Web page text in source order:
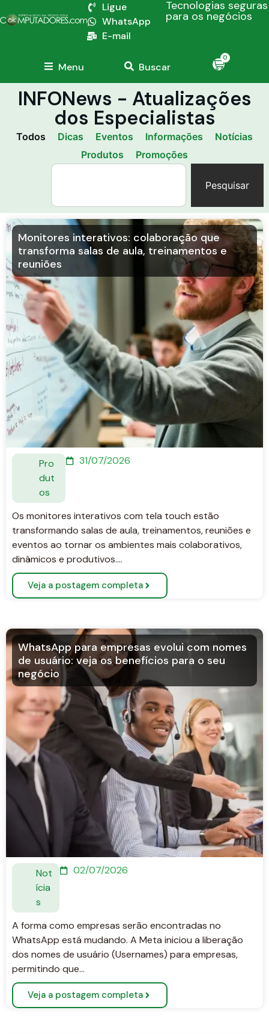
Ligue
WhatsApp
E-mail
Tecnologias seguras
para os negócios
Menu Buscar
0
INFONews - Atualizações
dos Especialistas
Dicas Eventos Informações
Notícias
Produtos
Promoções
Todos
Pesquisar
Monitores interativos: colaboração que
transforma salas de aula, treinamentos e
reuniões
Pro
dut
os
31/07/2026
Os monitores interativos com tela touch estão
transformando salas de aula, treinamentos, reuniões e
eventos ao tornar os ambientes mais colaborativos,
dinâmicos e produtivos….
Veja a postagem completa
WhatsApp para empresas evolui com nomes
de usuário: veja os benefícios para o seu
negócio
Not
ícia
s
02/07/2026
A forma como empresas serão encontradas no
WhatsApp está mudando. A Meta iniciou a liberação
dos nomes de usuário (Usernames) para empresas,
permitindo que…
Veja a postagem completa